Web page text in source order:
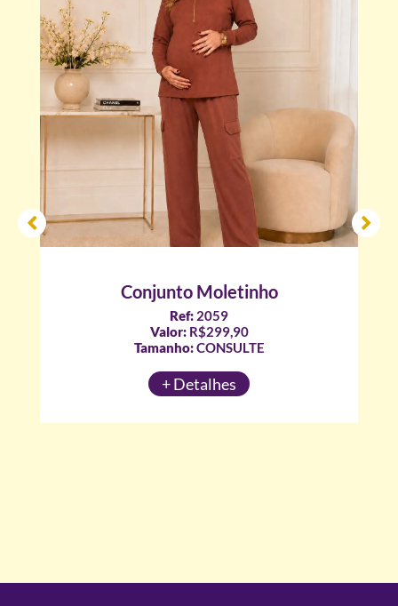
Conjunto Moletinho
Ref: 2059
Valor:R$299,90
Tamanho:CONSULTE
+ Detalhes